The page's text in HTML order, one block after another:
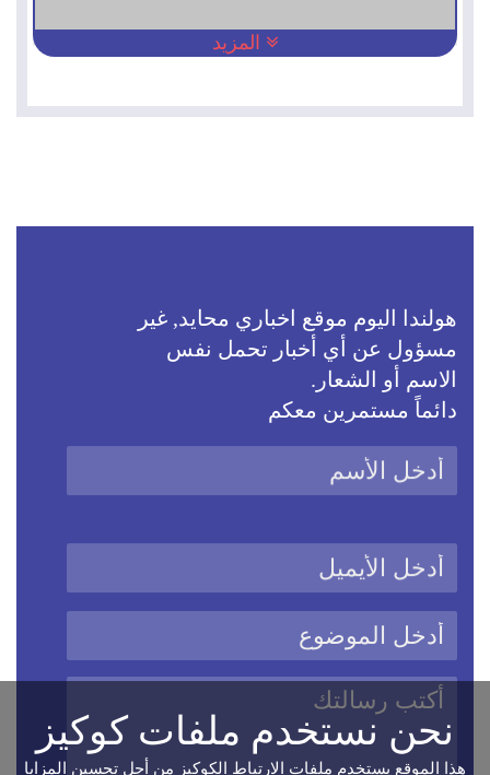
المزيد
هولندا اليوم موقع اخباري محايد, غير
مسؤول عن أي أخبار تحمل نفس
الاسم أو الشعار.
دائماً مستمرين معكم
نحن نستخدم ملفات كوكيز
هذا الموقع يستخدم ملفات الارتباط الكوكيز من أجل تحسين المزايا